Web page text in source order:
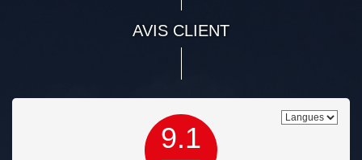
AVIS CLIENT
9.1